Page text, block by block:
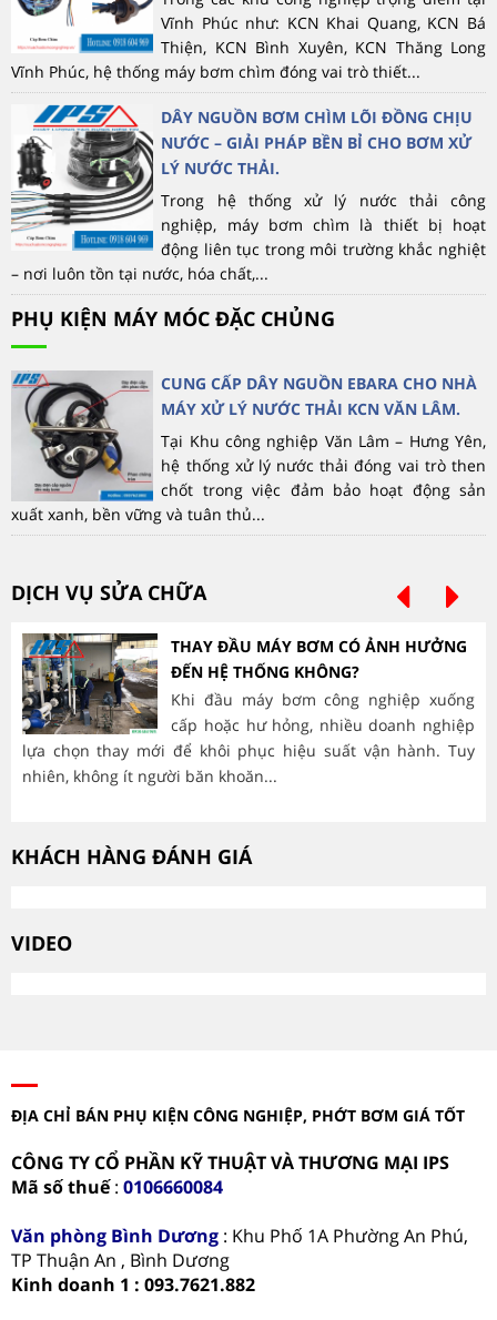
Vĩnh Phúc như: KCN Khai Quang, KCN Bá
Thiện, KCN Bình Xuyên, KCN Thăng Long
Vĩnh Phúc, hệ thống máy bơm chìm đóng vai trò thiết...
DÂY NGUỒN BƠM CHÌM LÕI ĐỒNG CHỊU
NƯỚC – GIẢI PHÁP BỀN BỈ CHO BƠM XỬ
LÝ NƯỚC THẢI.
Trong hệ thống xử lý nước thải công
nghiệp, máy bơm chìm là thiết bị hoạt
động liên tục trong môi trường khắc nghiệt
– nơi luôn tồn tại nước, hóa chất,...
PHỤ KIỆN MÁY MÓC ĐẶC CHỦNG
CUNG CẤP DÂY NGUỒN EBARA CHO NHÀ
MÁY XỬ LÝ NƯỚC THẢI KCN VĂN LÂM.
Tại Khu công nghiệp Văn Lâm – Hưng Yên,
hệ thống xử lý nước thải đóng vai trò then
chốt trong việc đảm bảo hoạt động sản
xuất xanh, bền vững và tuân thủ...
DỊCH VỤ SỬA CHỮA
THAY ĐẦU MÁY BƠM CÓ ẢNH HƯỞNG
ĐẾN HỆ THỐNG KHÔNG?
Khi đầu máy bơm công nghiệp xuống
cấp hoặc hư hỏng, nhiều doanh nghiệp
lựa chọn thay mới để khôi phục hiệu suất vận hành. Tuy
nhiên, không ít người băn khoăn...
KHÁCH HÀNG ĐÁNH GIÁ
VIDEO
ĐỊA CHỈ BÁN PHỤ KIỆN CÔNG NGHIỆP, PHỚT BƠM GIÁ TỐT
CÔNG TY CỔ PHẦN KỸ THUẬT VÀ THƯƠNG MẠI IPS
Mã số thuế: 0106660084
Văn phòng Bình Dương : Khu Phố 1A Phường An Phú,
TP Thuận An , Bình Dương
Kinh doanh 1 : 093.7621.882